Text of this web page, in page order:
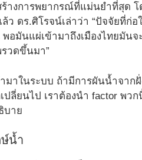
างการพยากรณ์ที่แม่นยำที่สุด
ว ดร.ศิโรจน์เล่าว่า “ปัจจัยที่ก่
มันแผ่เข้ามาถึงเมืองไทยมันจ
วดขึ้นมา”
มาในระบบ ถ้ามีการผันน้ำจาก
ลี่ยนไป เราต้องนำ factor พวก
บาย
น้ำ